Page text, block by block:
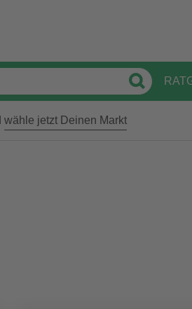
wähle jetzt Deinen Markt